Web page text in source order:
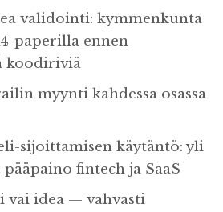
validointi: kymmenkunta
paperilla ennen
koodiriviä
myynti kahdessa osassa
sijoittamisen käytäntö: yli
fintech ja SaaS
vai idea — vahvasti